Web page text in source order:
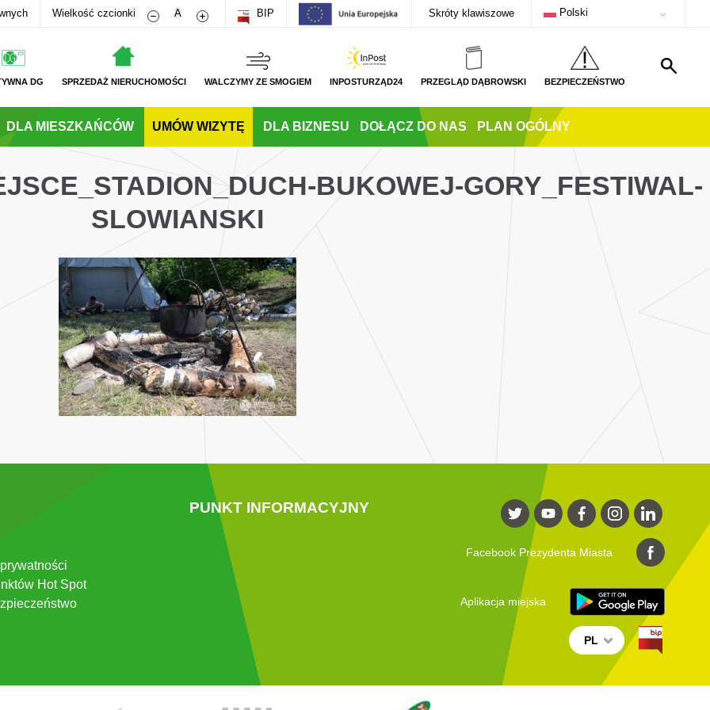
Wielkość czcionki Zmniejsz rozmiar czcionki
A Zwiększ rozmiar czcionki
BIP Skróty klawiszowe Polski
DG SPRZEDAŻ NIERUCHOMOŚCI WALCZYMY ZE SMOGIEM INPOSTURZĄD24 PRZEGLĄD DĄBROWSKI BEZPIECZEŃSTWO
DLA MIESZKAŃCÓW UMÓW WIZYTĘ DLA BIZNESU DOŁĄCZ DO NAS PLAN OGÓLNY
BUKOWEJ-GORY_FESTIWAL-
SLOWIANSKI
Hot Spot
PUNKT INFORMACYJNY
Facebook Prezydenta Miasta
Aplikacja miejska
PL